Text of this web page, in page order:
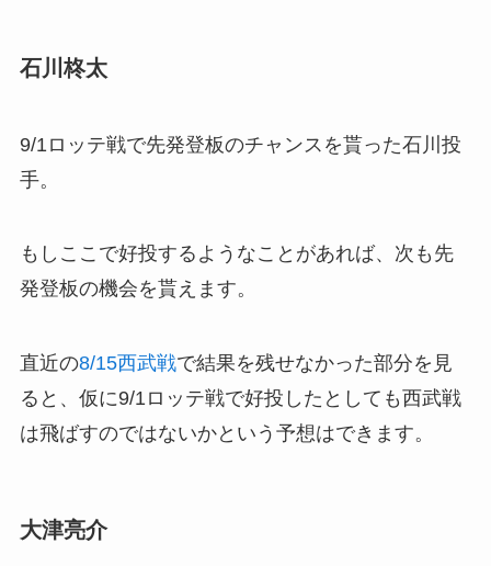
石川柊太
9/1ロッテ戦で先発登板のチャンスを貰った石川投
手。
もしここで好投するようなことがあれば、次も先
発登板の機会を貰えます。
直近の8/15西武戦で結果を残せなかった部分を見
ると、仮に9/1ロッテ戦で好投したとしても西武戦
は飛ばすのではないかという予想はできます。
大津亮介